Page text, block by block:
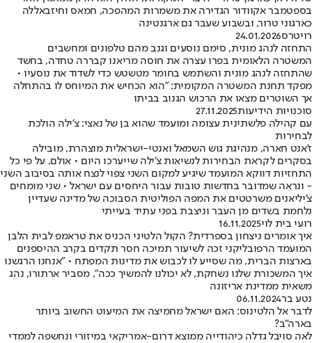
בספטמבר אקוודור הגדירה את משמרות המהפכה, חמאס וחיזבאללה
כארגוני טרור, ובשבוע שעבר גם ארגנטינה
רויטרס24.01.2026
התחזה לנהג מונית, סימם נוסעים וגנב מהם טלפונים ומחשבים
המשטרה הלאומית בפרו עצרה את חוסה מריאנו קבררה טחדה, בחשד
שהתחזה לנהג מונית והשתמש בחומר מטשטש כדי לשדוד את נוסעיו •
מפקד תחנת המשטרה המקומית: "הוא הכחיש את המיוחס לו בהתחלה
אך השוטרים מצאו את הרכוש הגנוב בביתו
סוכנויות הידיעות27.11.2025
עם קהילה פלשתינית עצומה ומועמד שהוא בן של נאצי: צ'ילה הולכת
לבחירות
ז'אנט חארה, מנהיגת גוש השמאל ואנטי-ישראלית מוצהרת, מובילה
בסקרים לקראת הבחירות לנשיאות צ'ילה שייערכו היום • אולם, על פי כל
התחזיות דווקא המועמד שיגיע למקום השני צפוי לנצח אותה בסיבוב השני
- ונראה שמדובר בחדשות טובות עבור היחסים עם ישראל • שני מומחים
צ'יליאנים משרטטים את המפה הפוליטית הסבוכה של מדינה שעדיין
נלחמת בשדים מן העבר וניצבת בפני עתיד בעייתי
רועי בית לוי16.11.2025
איך אומרים ניצחון בספרדית? הקול הלטיני הכניס את טראמפ לבית הלבן
המועמד הרפובליקני זכה לשיעור תמיכה חסר תקדים בקרב ההיספנים
בארצות הברית, מה שסייע לו לכבוש את מדינות המפתח • "אנחנו הרגשנו
איך המשכורת שלנו נשחקת, לא יכולנו להמשיך ככה", מסביר ארתורו, נהג
משאית ממדינת אריזונה
נטע בר06.11.2024
לדבר אל הלטינוס: האם ישראל מחמיצה את המיעוט החשוב ביותר
בארה"ב?
לאה סויבל גדלה כיהודייה ממוצא דרום-אמריקאי במיזורי ונחשפה לממדי